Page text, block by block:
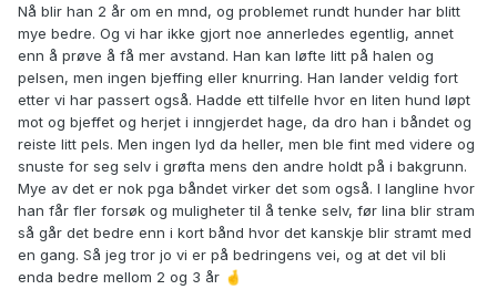
for dere:
Hvordan få en hund som bjeffer mindre på tur
Kort sagt: ja, alder kan hjelpe litt, men trening og gode
erfaringer er det som mest sannsynlig vil gjøre den største
forskjellen.
Hilsen Oslo Hundetrener
Nå blir han 2 år om en mnd, og problemet rundt hunder har blitt
mye bedre. Og vi har ikke gjort noe annerledes egentlig, annet
enn å prøve å få mer avstand. Han kan løfte litt på halen og
pelsen, men ingen bjeffing eller knurring. Han lander veldig fort
etter vi har passert også. Hadde ett tilfelle hvor en liten hund løpt
mot og bjeffet og herjet i inngjerdet hage, da dro han i båndet og
reiste litt pels. Men ingen lyd da heller, men ble fint med videre og
snuste for seg selv i grøfta mens den andre holdt på i bakgrunn.
Mye av det er nok pga båndet virker det som også. I langline hvor
han får fler forsøk og muligheter til å tenke selv, før lina blir stram
så går det bedre enn i kort bånd hvor det kanskje blir stramt med
en gang. Så jeg tror jo vi er på bedringens vei, og at det vil bli
enda bedre mellom 2 og 3 år 🤞